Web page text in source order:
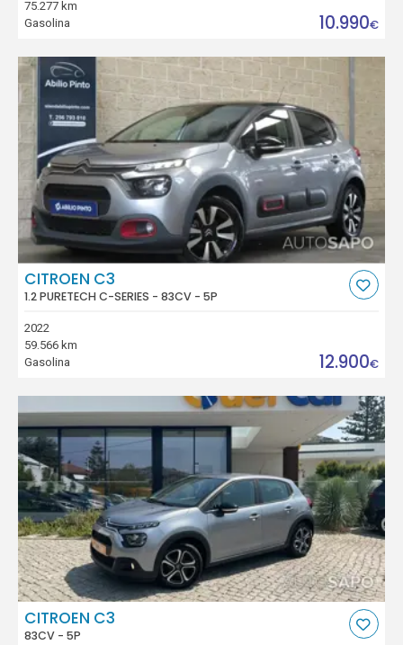
75.277 km
Gasolina
10.990€
CITROEN C3
1.2 PURETECH C-SERIES - 83CV - 5P
2022
59.566 km
Gasolina
12.900€
CITROEN C3
83CV - 5P